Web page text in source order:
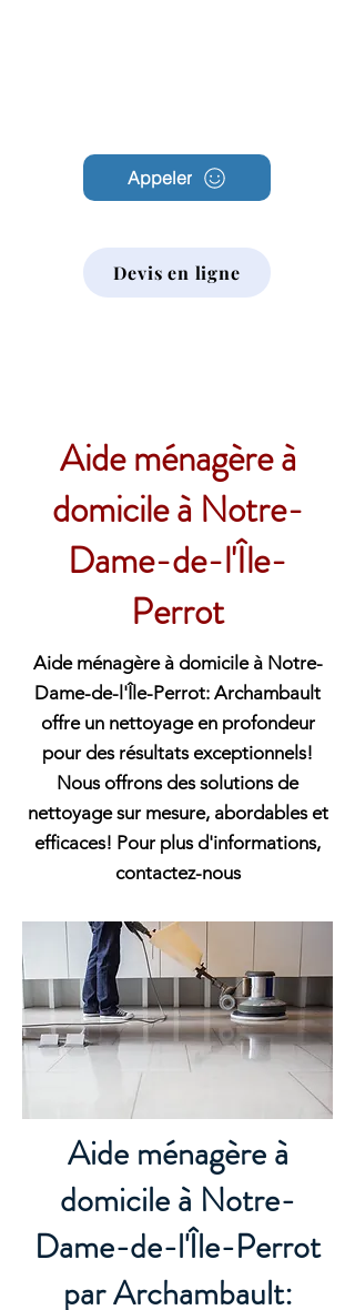
Appeler
Devis en ligne
Aide ménagère à
domicile à Notre-
Dame-de-l'Île-
Perrot
Aide ménagère à domicile à Notre-
Dame-de-l'Île-Perrot: Archambault
offre un nettoyage en profondeur
pour des résultats exceptionnels!
Nous offrons des solutions de
nettoyage sur mesure, abordables et
efficaces! Pour plus d'informations,
contactez-nous
Aide ménagère à
domicile à Notre-
Dame-de-l'Île-Perrot
par Archambault: